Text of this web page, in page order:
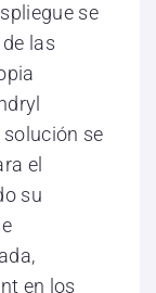
se
las
solución se
el
su
en los